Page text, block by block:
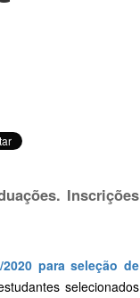
Inscrições
para seleção de
selecionados